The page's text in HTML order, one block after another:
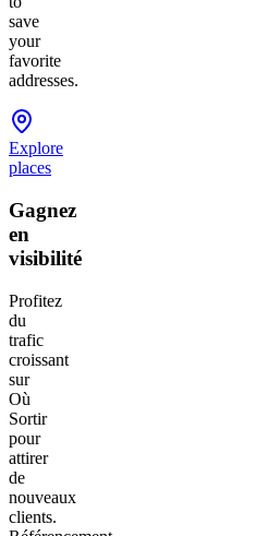
save
your
favorite
addresses.
Explore
places
Gagnez
en
visibilité
Profitez
du
trafic
croissant
sur
Où
Sortir
pour
attirer
de
nouveaux
clients.